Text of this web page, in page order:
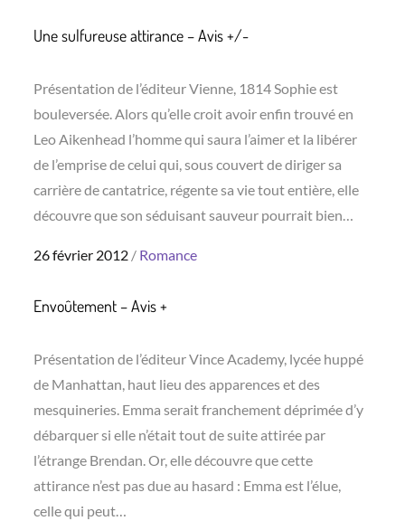
Une sulfureuse attirance – Avis +/-
Présentation de l’éditeur Vienne, 1814 Sophie est
bouleversée. Alors qu’elle croit avoir enfin trouvé en
Leo Aikenhead l’homme qui saura l’aimer et la libérer
de l’emprise de celui qui, sous couvert de diriger sa
carrière de cantatrice, régente sa vie tout entière, elle
découvre que son séduisant sauveur pourrait bien…
Posted
26 février 2012 Romance
Envoûtement – Avis +
Présentation de l’éditeur Vince Academy, lycée huppé
de Manhattan, haut lieu des apparences et des
mesquineries. Emma serait franchement déprimée d’y
débarquer si elle n’était tout de suite attirée par
l’étrange Brendan. Or, elle découvre que cette
attirance n’est pas due au hasard : Emma est l’élue,
celle qui peut…